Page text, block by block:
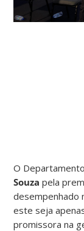
O
Souza pela
desempenhado
este seja
promissora na